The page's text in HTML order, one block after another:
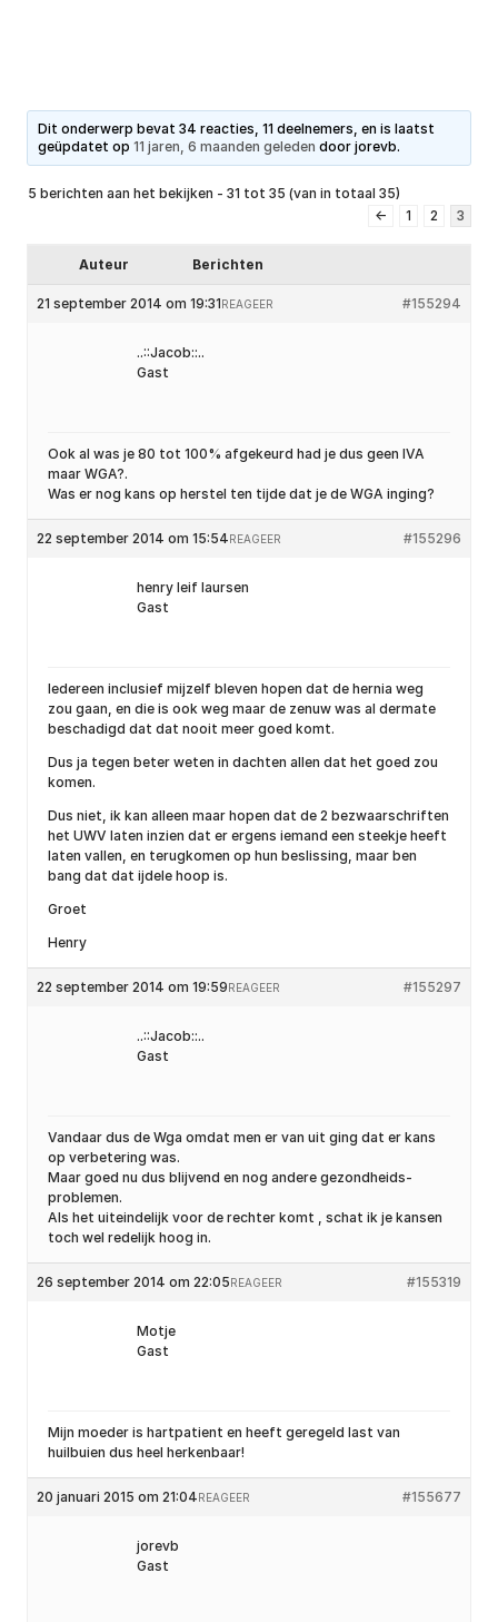
Dit onderwerp bevat 34 reacties, 11 deelnemers, en is laatst
geüpdatet op11 jaren, 6 maanden geleden doorjorevb.
5 berichten aan het bekijken - 31 tot 35 (van in totaal 35)
←
1 2 3
Auteur Berichten
21 september 2014 om 19:31 #155294
REAGEER
..::Jacob::..
Gast
Ook al was je 80 tot 100% afgekeurd had je dus geen IVA
maar WGA?.
Was er nog kans op herstel ten tijde dat je de WGA inging?
22 september 2014 om 15:54 #155296
REAGEER
henry leif laursen
Gast
Iedereen inclusief mijzelf bleven hopen dat de hernia weg
zou gaan, en die is ook weg maar de zenuw was al dermate
beschadigd dat dat nooit meer goed komt.
Dus ja tegen beter weten in dachten allen dat het goed zou
komen.
Dus niet, ik kan alleen maar hopen dat de 2 bezwaarschriften
het UWV laten inzien dat er ergens iemand een steekje heeft
laten vallen, en terugkomen op hun beslissing, maar ben
bang dat dat ijdele hoop is.
Groet
Henry
22 september 2014 om 19:59 #155297
REAGEER
..::Jacob::..
Gast
Vandaar dus de Wga omdat men er van uit ging dat er kans
op verbetering was.
Maar goed nu dus blijvend en nog andere gezondheids-
problemen.
Als het uiteindelijk voor de rechter komt , schat ik je kansen
toch wel redelijk hoog in.
26 september 2014 om 22:05 #155319
REAGEER
Motje
Gast
Mijn moeder is hartpatient en heeft geregeld last van
huilbuien dus heel herkenbaar!
20 januari 2015 om 21:04 #155677
REAGEER
jorevb
Gast